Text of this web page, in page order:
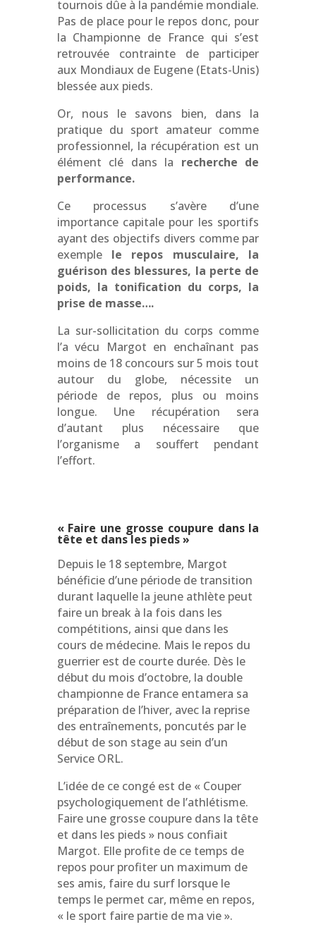
tournois dûe à la pandémie mondiale.
Pas de place pour le repos donc, pour
la Championne de France qui s’est
retrouvée contrainte de participer
aux Mondiaux de Eugene (Etats-Unis)
blessée aux pieds.
Or, nous le savons bien, dans la
pratique du sport amateur comme
professionnel, la récupération est un
élément clé dans la recherche de
performance.
Ce processus s’avère d’une
importance capitale pour les sportifs
ayant des objectifs divers comme par
exemplele repos musculaire, la
guérison des blessures, la perte de
poids, la tonification du corps, la
prise de masse….
La sur-sollicitation du corps comme
l’a vécu Margot en enchaînant pas
moins de 18 concours sur 5 mois tout
autour du globe, nécessite un
période de repos, plus ou moins
longue. Une récupération sera
d’autant plus nécessaire que
l’organisme a souffert pendant
l’effort.
« Faire une grosse coupure dans la
tête et dans les pieds »
Depuis le 18 septembre, Margot
bénéficie d’une période de transition
durant laquelle la jeune athlète peut
faire un break à la fois dans les
compétitions, ainsi que dans les
cours de médecine. Mais le repos du
guerrier est de courte durée. Dès le
début du mois d’octobre, la double
championne de France entamera sa
préparation de l’hiver, avec la reprise
des entraînements, poncutés par le
début de son stage au sein d’un
Service ORL.
L’idée de ce congé est de « Couper
psychologiquement de l’athlétisme.
Faire une grosse coupure dans la tête
et dans les pieds » nous confiait
Margot. Elle profite de ce temps de
repos pour profiter un maximum de
ses amis, faire du surf lorsque le
temps le permet car, même en repos,
« le sport faire partie de ma vie ».